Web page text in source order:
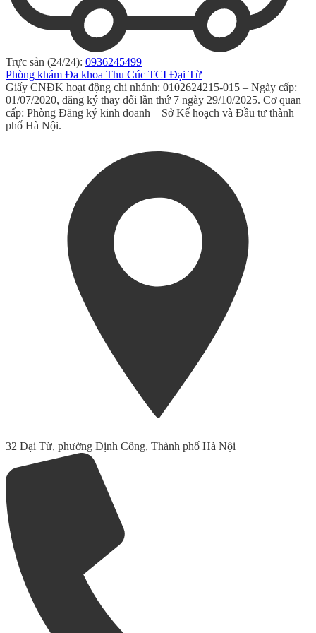
Trực sản (24/24): 0936245499
Phòng khám Đa khoa Thu Cúc TCI Đại Từ
Giấy CNĐK hoạt động chi nhánh: 0102624215-015 – Ngày cấp:
01/07/2020, đăng ký thay đổi lần thứ 7 ngày 29/10/2025. Cơ quan
cấp: Phòng Đăng ký kinh doanh – Sở Kế hoạch và Đầu tư thành
phố Hà Nội.
32 Đại Từ, phường Định Công, Thành phố Hà Nội